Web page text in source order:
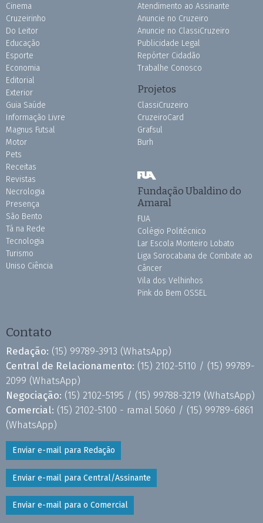
Cinema
Cruzeirinho
Do Leitor
Educação
Esporte
Economia
Editorial
Exterior
Guia Saúde
Informação Livre
Magnus Futsal
Motor
Pets
Receitas
Revistas
Necrologia
Presença
São Bento
Tá na Rede
Tecnologia
Turismo
Uniso Ciência
Atendimento ao Assinante
Anuncie no Cruzeiro
Anuncie no ClassiCruzeiro
Publicidade Legal
Repórter Cidadão
Trabalhe Conosco
Projetos
ClassiCruzeiro
CruzeiroCard
Grafsul
Burh
Fundação Ubaldino do
Amaral
FUA
Colégio Politécnico
Lar Escola Monteiro Lobato
Liga Sorocabana de Combate ao
Câncer
Vila dos Velhinhos
Pink do Bem OSSEL
Contato
Redação: (15) 99789-3913 (WhatsApp)
Central de Relacionamento: (15) 2102-5110 / (15) 99789-
2099 (WhatsApp)
Negociação: (15) 2102-5195 / (15) 99788-3219 (WhatsApp)
Comercial: (15) 2102-5100 - ramal 5060 / (15) 99789-6861
(WhatsApp)
Enviar e-mail para Redação
Enviar e-mail para Central/Assinante
Enviar e-mail para o Comercial